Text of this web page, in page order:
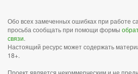
Обо всех замеченных ошибках при работе
просьба сообщать при помощи формы
связи.
Настоящий ресурс может содержать
18+.
Проект является некоммерческим и не